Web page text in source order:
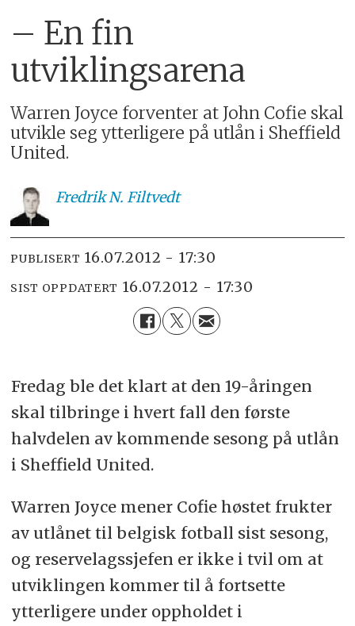
– En fin
utviklingsarena
Warren Joyce forventer at John Cofie skal
utvikle seg ytterligere på utlån i Sheffield
United.
FredrikN. Filtvedt
PUBLISERT 16.07.2012 - 17:30
SIST OPPDATERT 16.07.2012 - 17:30
Fredag ble det klart at den 19-åringen
skal tilbringe i hvert fall den første
halvdelen av kommende sesong på utlån
i Sheffield United.
Warren Joyce mener Cofie høstet frukter
av utlånet til belgisk fotball sist sesong,
og reservelagssjefen er ikke i tvil om at
utviklingen kommer til å fortsette
ytterligere under oppholdet i